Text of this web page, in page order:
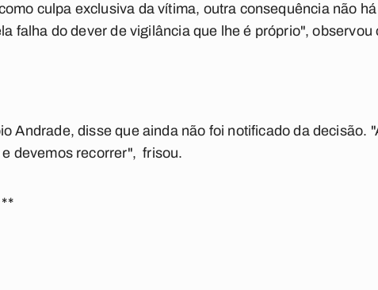
culpa exclusiva da vítima, outra consequência não
falha do dever de vigilância que lhe é próprio", observou
Andrade, disse que ainda não foi notificado da decisão.
devemos recorrer", frisou.